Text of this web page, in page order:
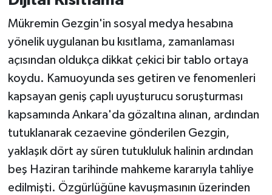
Mükremin Gezgin'in sosyal medya hesabına
yönelik uygulanan bu kısıtlama, zamanlaması
açısından oldukça dikkat çekici bir tablo ortaya
koydu. Kamuoyunda ses getiren ve fenomenleri
kapsayan geniş çaplı uyuşturucu soruşturması
kapsamında Ankara'da gözaltına alınan, ardından
tutuklanarak cezaevine gönderilen Gezgin,
yaklaşık dört ay süren tutukluluk halinin ardından
beş Haziran tarihinde mahkeme kararıyla tahliye
edilmişti. Özgürlüğüne kavuşmasının üzerinden